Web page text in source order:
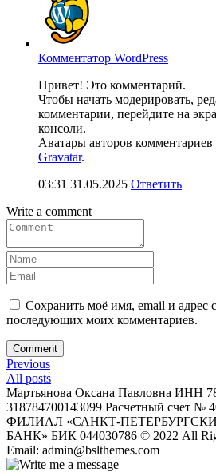
Комментатор WordPress
Привет! Это комментарий.
Чтобы начать модерировать,
комментарии, перейдите на
консоли.
Аватары авторов комментариев
Gravatar.
03:31 31.05.2025 Ответить
Write a comment
Сохранить моё имя, email и адрес
последующих моих комментариев.
Comment
Previous
All posts
Мартьянова Оксана Павловна ИНН
318784700143099 Расчетный счет №
ФИЛИАЛ «САНКТ-
БАНК» БИК 044030786 © 2022 All
Email: admin@bslthemes.com